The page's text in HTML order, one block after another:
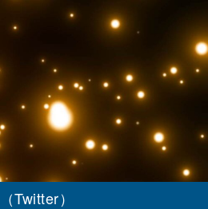
Twitter）